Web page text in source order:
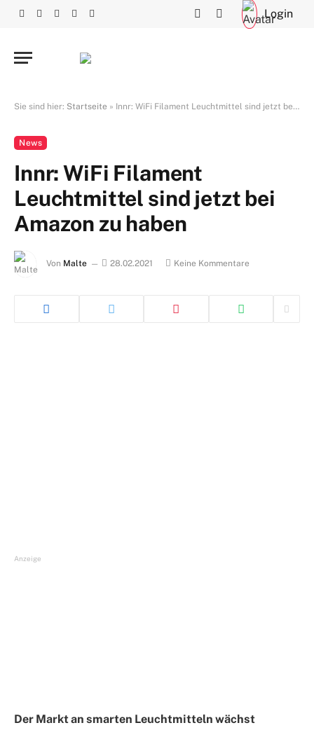
Facebook
X
RSSInstagram
YouTube Login
Sie sind hier: Startseite » Innr: WiFi Filament Leuchtmittel sind jetzt bei Amazon zu haben
News
Innr: WiFi Filament
Leuchtmittel sind jetzt bei
Amazon zu haben
Von Malte 28.02.2021 Keine Kommentare
Anzeige
Der Markt an smarten Leuchtmitteln wächst